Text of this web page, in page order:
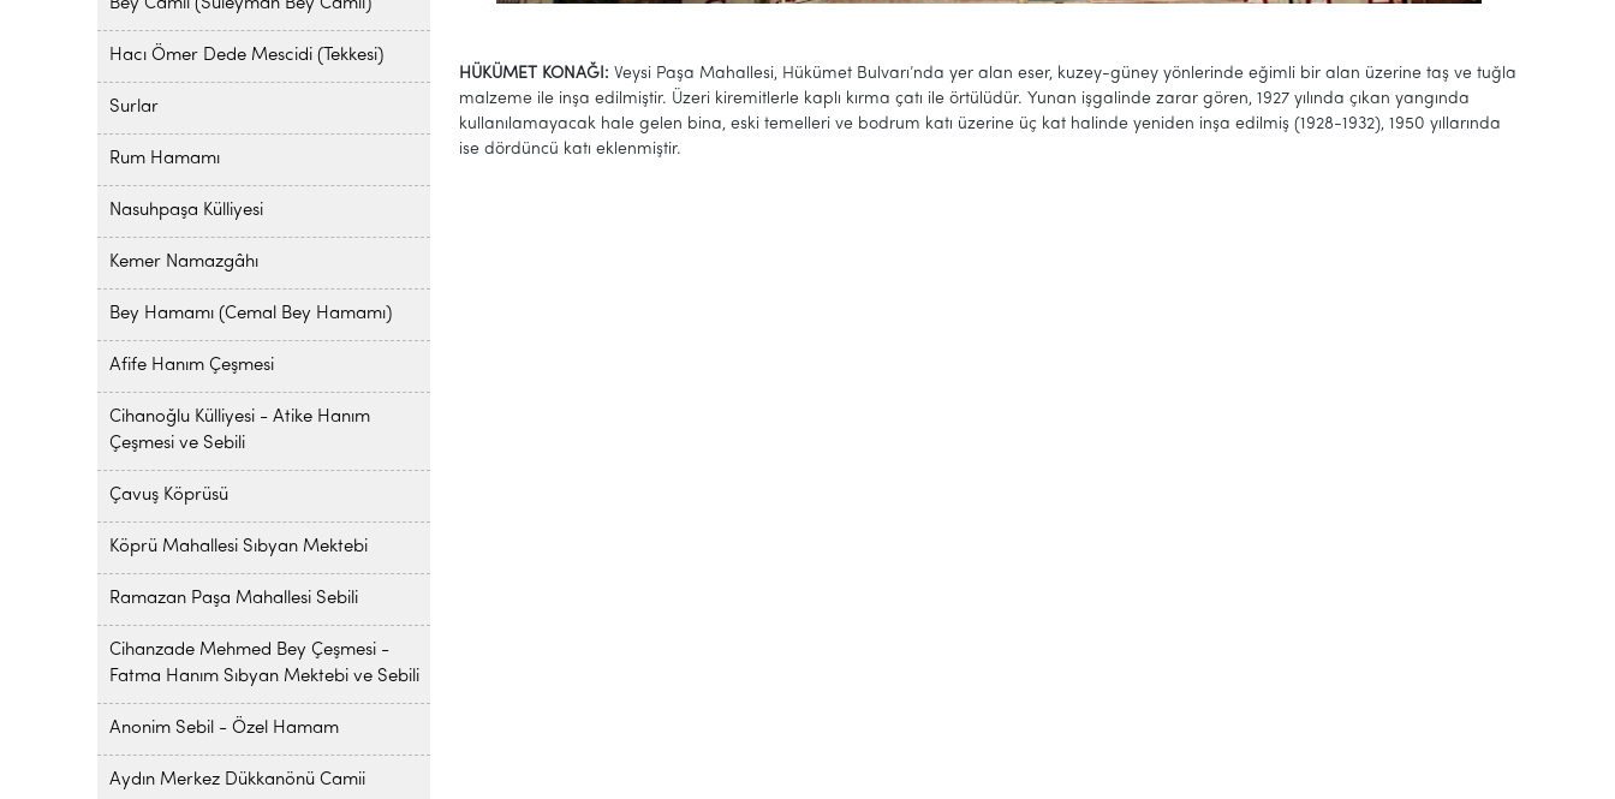
Bey Camii (Süleyman Bey Camii)
Hacı Ömer Dede Mescidi (Tekkesi)
Surlar
Rum Hamamı
Nasuhpaşa Külliyesi
Kemer Namazgâhı
Bey Hamamı (Cemal Bey Hamamı)
Afife Hanım Çeşmesi
Cihanoğlu Külliyesi - Atike Hanım
Çeşmesi ve Sebili
Çavuş Köprüsü
Köprü Mahallesi Sıbyan Mektebi
Ramazan Paşa Mahallesi Sebili
Cihanzade Mehmed Bey Çeşmesi -
Fatma Hanım Sıbyan Mektebi ve Sebili
Anonim Sebil - Özel Hamam
Aydın Merkez Dükkanönü Camii
HÜKÜMET KONAĞI: Veysi Paşa Mahallesi, Hükümet Bulvarı’nda yer alan eser, kuzey-güney yönlerinde eğimli bir alan üzerine taş ve tuğla
malzeme ile inşa edilmiştir. Üzeri kiremitlerle kaplı kırma çatı ile örtülüdür. Yunan işgalinde zarar gören, 1927 yılında çıkan yangında
kullanılamayacak hale gelen bina, eski temelleri ve bodrum katı üzerine üç kat halinde yeniden inşa edilmiş (1928-1932), 1950 yıllarında
ise dördüncü katı eklenmiştir.